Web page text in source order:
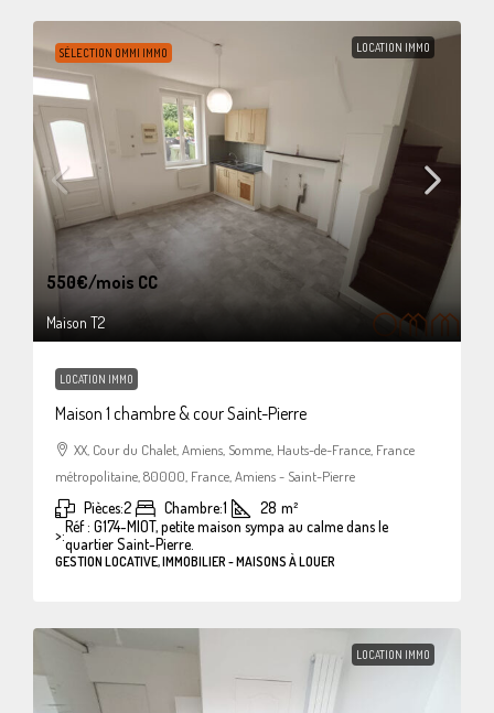
SÉLECTION OMMI IMMO LOCATION IMMO
550€/mois CC
Maison T2
LOCATION IMMO
Maison 1 chambre & cour Saint-Pierre
XX, Cour du Chalet, Amiens, Somme, Hauts-de-France, France
métropolitaine, 80000, France, Amiens - Saint-Pierre
Pièces:2 Chambre:1 28 m²
>:Réf : G174-MIOT, petite maison sympa au calme dans le
quartier Saint-Pierre.
GESTION LOCATIVE, IMMOBILIER - MAISONS À LOUER
LOCATION IMMO